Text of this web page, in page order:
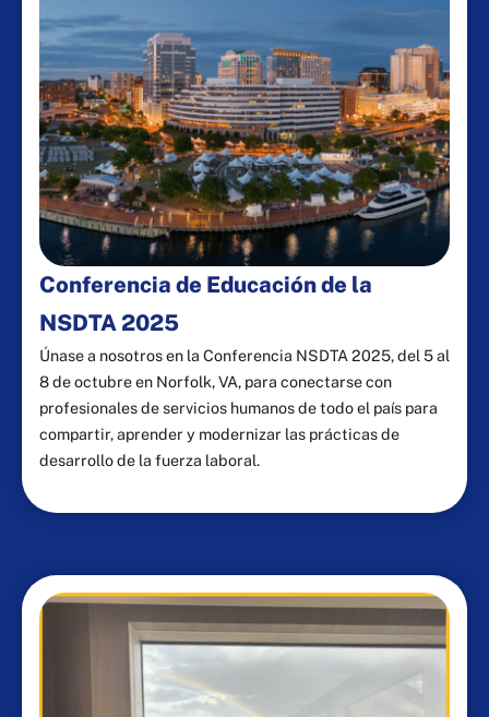
Conferencia de Educación de la
NSDTA 2025
Únase a nosotros en la Conferencia NSDTA 2025, del 5 al
8 de octubre en Norfolk, VA, para conectarse con
profesionales de servicios humanos de todo el país para
compartir, aprender y modernizar las prácticas de
desarrollo de la fuerza laboral.